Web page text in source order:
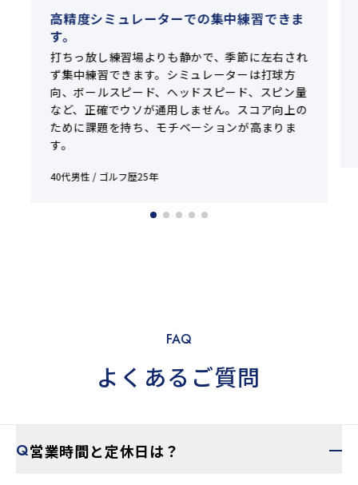
高精度シミュレーターでの集中練習できま
す。
打ちっ放し練習場よりも静かで、季節に左右され
ず集中練習できます。シミュレーターは打球方
向、ボールスピード、ヘッドスピード、スピン量
など、正確でウソが通用しません。スコア向上の
ために課題を持ち、モチベーションが高まりま
す。
40代男性 / ゴルフ歴25年
FAQ
よくあるご質問
営業時間と定休日は？